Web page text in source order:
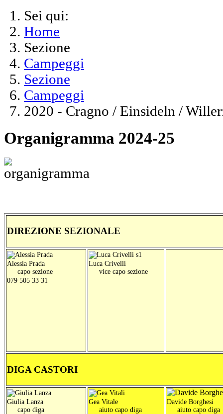
Sei qui:
Home
Sezione
Campeggi
Sezione
Campeggi
2020 - Cragno / Einsideln /
Organigramma 2024-25
DIREZIONE SEZIONALE
Alessia Prada
capo sezione
079 505 33 31
Luca Crivelli
vice capo sezione
DIGA CASTORI
Giulia Lanza
capo diga
Gea Vitale
aiuto capo diga
Davide Borghesi
aiuto capo diga